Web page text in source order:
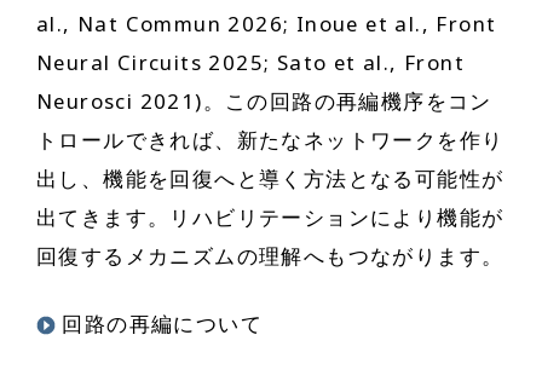
al., Nat Commun 2026; Inoue et al., Front
Neural Circuits 2025; Sato et al., Front
Neurosci 2021)。この回路の再編機序をコン
トロールできれば、新たなネットワークを作り
出し、機能を回復へと導く方法となる可能性が
出てきます。リハビリテーションにより機能が
回復するメカニズムの理解へもつながります。
回路の再編について